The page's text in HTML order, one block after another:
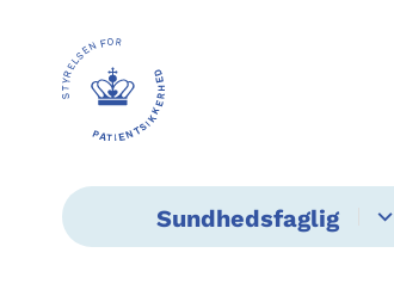
Sundhedsfaglig